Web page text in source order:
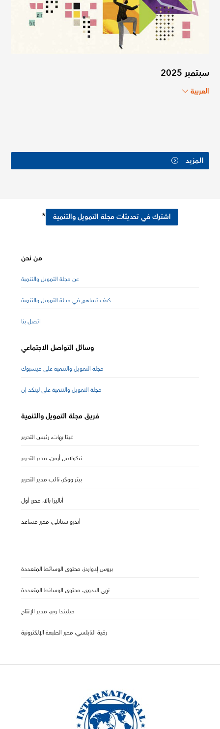
سبتمبر 2025
العربية
المزيد
اشترك في تحديثات مجلة التمويل والتنمية *
من نحن
عن مجلة التمويل والتنمية
كيف تساهم في مجلة التمويل والتنمية
اتصل بنا
وسائل التواصل الاجتماعي
مجلة التمويل والتنمية على فيسبوك
مجلة التمويل والتنمية على لينكد إن
فريق مجلة التمويل والتنمية
غيتا بهات، رئيس التحرير
نيكولاس أوين، مدير التحرير
بيتر ووكر، نائب مدير التحرير
أناليزا بالا، محرر أول
أندرو ستانلي، محرر مساعد
بروس إدواردز، محتوى الوسائط المتعددة
نهى البدوي، محتوى الوسائط المتعددة
ميليندا وير، مدير الإنتاج
رقية النابلسي، محرر الطبعة الإلكترونية